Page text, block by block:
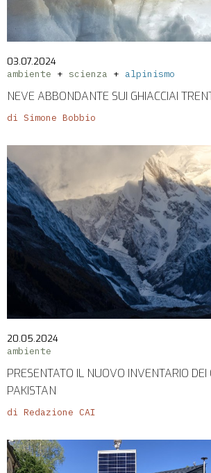
03.07.2024
ambiente
scienza alpinismo
NEVE ABBONDANTE SUI GHIACCIAI
di Simone Bobbio
20.05.2024
ambiente
PRESENTATO IL NUOVO INVENTARIO DEI
PAKISTAN
di Redazione CAI